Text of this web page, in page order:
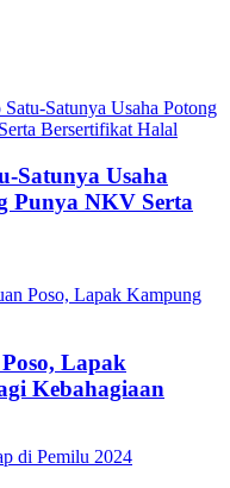
Satunya Usaha
Punya NKV Serta
Lapak
Kebahagiaan